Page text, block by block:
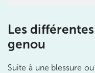
Les
genou
Suite à une blessure
Billancourt
3 Av. André
01 48 25 34